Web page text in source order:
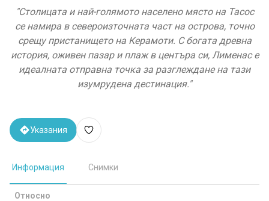
"Столицата и най-голямото населено място на Тасос
се намира в североизточната част на острова, точно
срещу пристанището на Керамоти. С богата древна
история, оживен пазар и плаж в центъра си, Лименас е
идеалната отправна точка за разглеждане на тази
изумрудена дестинация."
Указания
Информация Снимки
Относно